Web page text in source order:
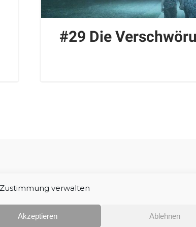
verwalten
Akzeptieren Ablehnen
#29 Die